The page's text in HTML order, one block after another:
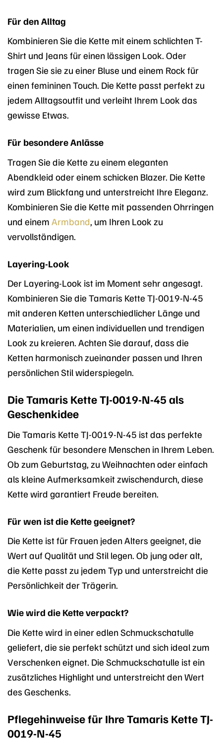
Für den Alltag
Kombinieren Sie die Kette mit einem schlichten T-
Shirt und Jeans für einen lässigen Look. Oder
tragen Sie sie zu einer Bluse und einem Rock für
einen femininen Touch. Die Kette passt perfekt zu
jedem Alltagsoutfit und verleiht Ihrem Look das
gewisse Etwas.
Für besondere Anlässe
Tragen Sie die Kette zu einem eleganten
Abendkleid oder einem schicken Blazer. Die Kette
wird zum Blickfang und unterstreicht Ihre Eleganz.
Kombinieren Sie die Kette mit passenden Ohrringen
und einem Armband , um Ihren Look zu
vervollständigen.
Layering-Look
Der Layering-Look ist im Moment sehr angesagt.
Kombinieren Sie die Tamaris Kette TJ-0019-N-45
mit anderen Ketten unterschiedlicher Länge und
Materialien, um einen individuellen und trendigen
Look zu kreieren. Achten Sie darauf, dass die
Ketten harmonisch zueinander passen und Ihren
persönlichen Stil widerspiegeln.
Die Tamaris Kette TJ-0019-N-45 als
Geschenkidee
Die Tamaris Kette TJ-0019-N-45 ist das perfekte
Geschenk für besondere Menschen in Ihrem Leben.
Ob zum Geburtstag, zu Weihnachten oder einfach
als kleine Aufmerksamkeit zwischendurch, diese
Kette wird garantiert Freude bereiten.
Für wen ist die Kette geeignet?
Die Kette ist für Frauen jeden Alters geeignet, die
Wert auf Qualität und Stil legen. Ob jung oder alt,
die Kette passt zu jedem Typ und unterstreicht die
Persönlichkeit der Trägerin.
Wie wird die Kette verpackt?
Die Kette wird in einer edlen Schmuckschatulle
geliefert, die sie perfekt schützt und sich ideal zum
Verschenken eignet. Die Schmuckschatulle ist ein
zusätzliches Highlight und unterstreicht den Wert
des Geschenks.
Pflegehinweise für Ihre Tamaris Kette TJ-
0019-N-45